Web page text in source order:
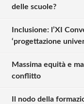
delle scuole?
Inclusione: l’XI
‘progettazione
Massima equità e
conflitto
Il nodo della